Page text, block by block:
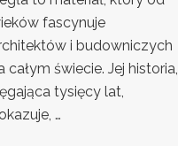
fascynuje
i budowniczych
całym świecie. Jej historia,
tysięcy lat,
…